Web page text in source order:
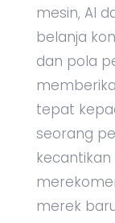
mesin, AI
belanja
dan pola
tepat
seorang
merek